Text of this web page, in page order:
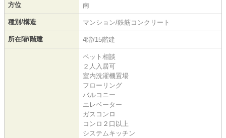
方位 南
種別/構造 マンション/鉄筋コンクリート
所在階/階建 4階/15階建
ペット相談
２人入居可
室内洗濯機置場
フローリング
バルコニー
エレベーター
ガスコンロ
コンロ２口以上
システムキッチン